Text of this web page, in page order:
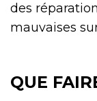
des
mauvaises
QUE